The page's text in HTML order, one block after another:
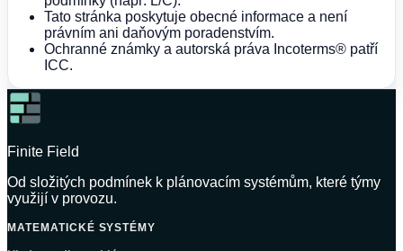
Tato stránka poskytuje obecné informace a není
právním ani daňovým poradenstvím.
Ochranné známky a autorská práva Incoterms® patří
ICC.
Finite Field
Od složitých podmínek k plánovacím systémům, které týmy
využijí v provozu.
MATEMATICKÉ SYSTÉMY